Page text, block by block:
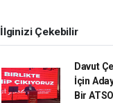
İlginizi Çekebilir
Davut
İçin
Bir